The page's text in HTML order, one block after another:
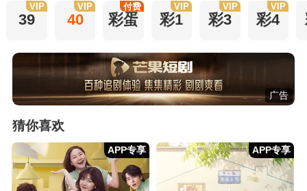
39
VIP
40
VIP
彩蛋
付费
彩1
VIP
彩3
VIP
彩4
VIP
广告
猜你喜欢
APP专享 APP专享